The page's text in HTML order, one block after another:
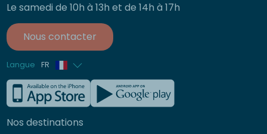
Le samedi de 10h à 13h et de 14h à 17h
Nous contacter
Langue FR
Anglais
Allemand
Italien
Nos destinations